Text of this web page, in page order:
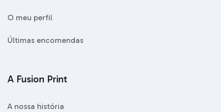
O meu perfil
Últimas encomendas
A Fusion Print
A nossa história